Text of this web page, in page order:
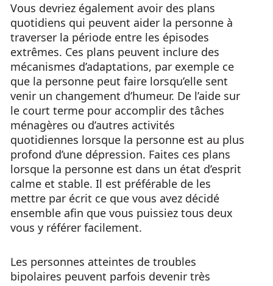
Vous devriez également avoir des plans
quotidiens qui peuvent aider la personne à
traverser la période entre les épisodes
extrêmes. Ces plans peuvent inclure des
mécanismes d’adaptations, par exemple ce
que la personne peut faire lorsqu’elle sent
venir un changement d’humeur. De l’aide sur
le court terme pour accomplir des tâches
ménagères ou d’autres activités
quotidiennes lorsque la personne est au plus
profond d’une dépression. Faites ces plans
lorsque la personne est dans un état d’esprit
calme et stable. Il est préférable de les
mettre par écrit ce que vous avez décidé
ensemble afin que vous puissiez tous deux
vous y référer facilement.
Les personnes atteintes de troubles
bipolaires peuvent parfois devenir très